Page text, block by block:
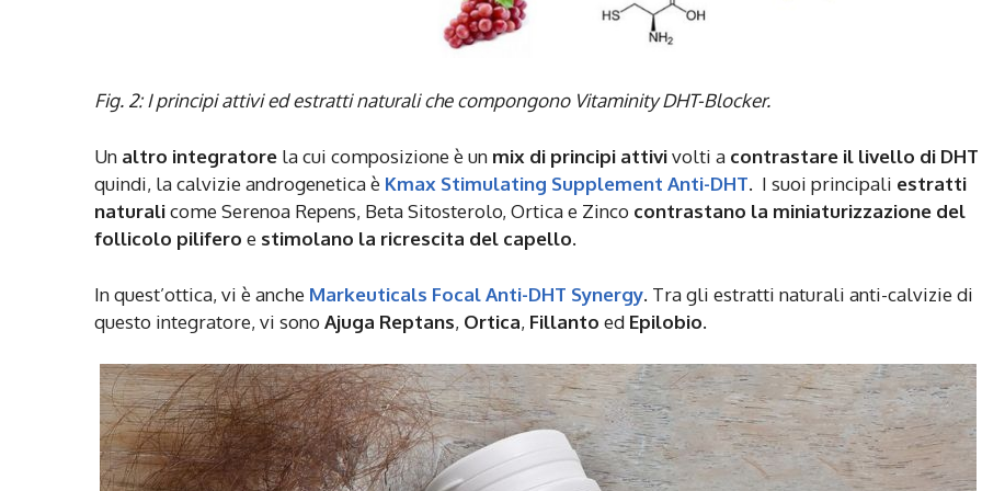
Fig. 2: I principi attivi ed estratti naturali che compongono Vitaminity DHT-Blocker.
Un altro integratore la cui composizione è un mix di principi attivivolti a contrastare il livello di DHT
quindi, la calvizie androgenetica è Kmax Stimulating Supplement Anti-DHT. I suoi principali estratti
naturalicome Serenoa Repens, Beta Sitosterolo, Ortica e Zinco contrastano la miniaturizzazione del
follicolo pilifero e stimolano la ricrescita del capello.
In quest’ottica, vi è anche Markeuticals Focal Anti-DHT Synergy. Tra gli estratti naturali anti-calvizie di
questo integratore, vi sonoAjuga Reptans, Ortica, Fillanto ed Epilobio.